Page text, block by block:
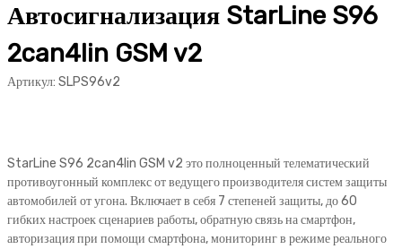
Автосигнализация StarLine S96
2can4lin GSM v2
Артикул: SLPS96v2
StarLine S96 2can4lin GSM v2 это полноценный телематический
противоугонный комплекс от ведущего производителя систем защиты
автомобилей от угона. Включает в себя 7 степеней защиты, до 60
гибких настроек сценариев работы, обратную связь на смартфон,
авторизация при помощи смартфона, мониторинг в режиме реального